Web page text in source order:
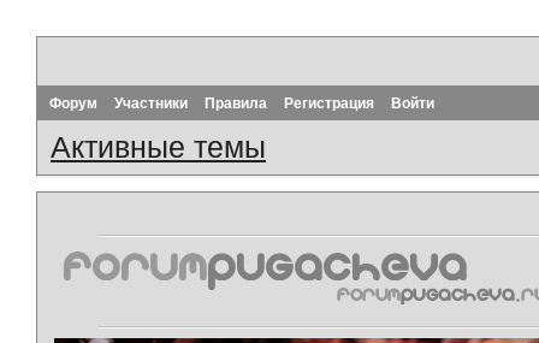
Форум Участники Правила Регистрация Войти
Активные темы